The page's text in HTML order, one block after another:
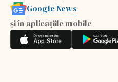
Google News
și în aplicațiile mobile